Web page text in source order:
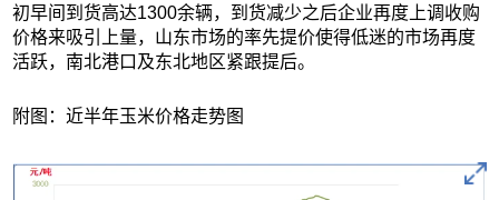
初早间到货高达1300余辆，到货减少之后企业再度上调收购
价格来吸引上量，山东市场的率先提价使得低迷的市场再度
活跃，南北港口及东北地区紧跟提后。
附图：近半年玉米价格走势图